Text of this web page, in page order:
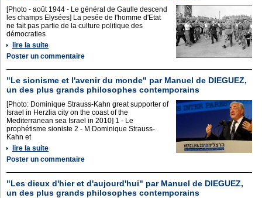
[Photo - août 1944 - Le général de Gaulle descend
les champs Elysées] La pesée de l'homme d'Etat
ne fait pas partie de la culture politique des
démocraties
lire la suite
Poster un commentaire
"Le sionisme et l'avenir du monde" par Manuel de DIEGUEZ,
un des plus grands philosophes contemporains
[Photo: Dominique Strauss-Kahn great supporter of
Israel in Herzlia city on the coast of the
Mediterranean sea Israel in 2010] 1 - Le
prophétisme sioniste 2 - M Dominique Strauss-
Kahn et
lire la suite
Poster un commentaire
"Les dieux d'hier et d'aujourd'hui" par Manuel de DIEGUEZ,
un des plus grands philosophes contemporains